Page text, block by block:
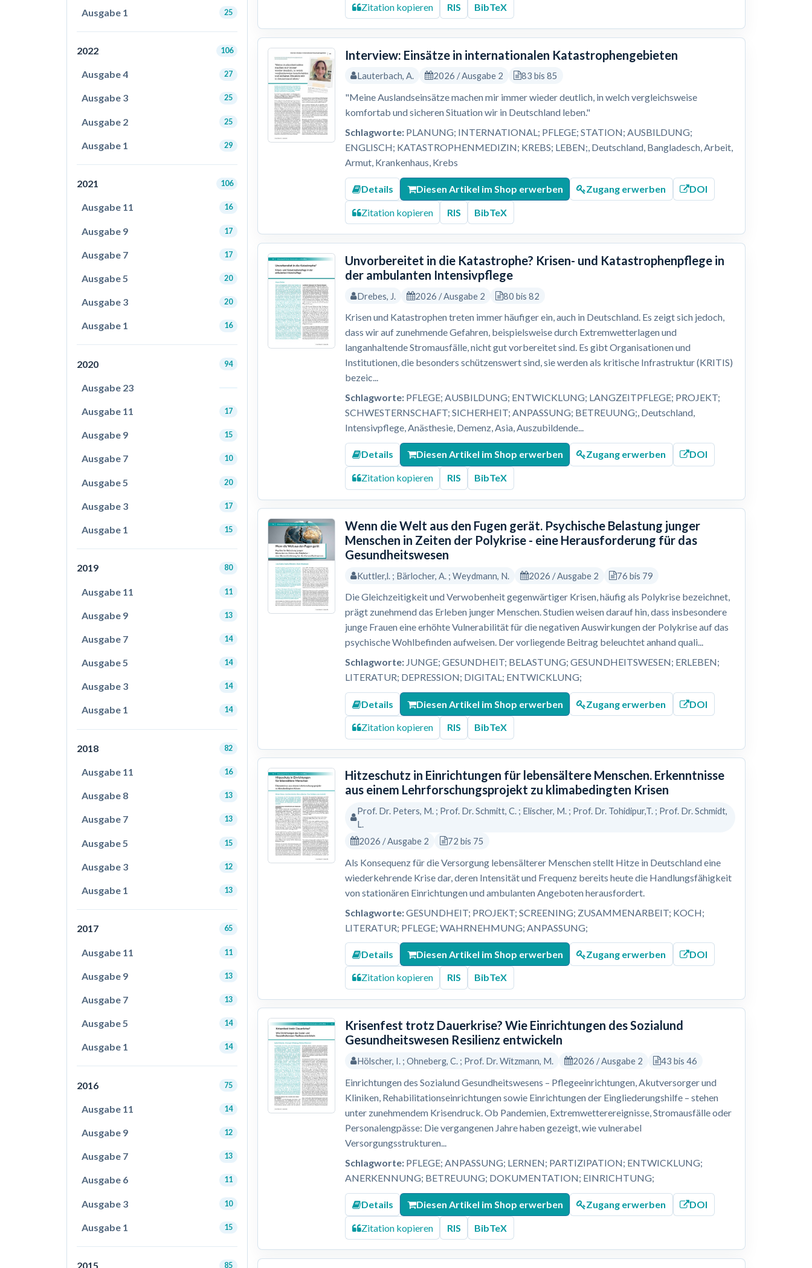
Ausgabe 1 25
2022 106
Ausgabe 4 27
Ausgabe 3 25
Ausgabe 2 25
Ausgabe 1 29
2021 106
Ausgabe 11 16
Ausgabe 9 17
Ausgabe 7 17
Ausgabe 5 20
Ausgabe 3 20
Ausgabe 1 16
2020 94
Ausgabe 23
Ausgabe 11 17
Ausgabe 9 15
Ausgabe 7 10
Ausgabe 5 20
Ausgabe 3 17
Ausgabe 1 15
2019 80
Ausgabe 11 11
Ausgabe 9 13
Ausgabe 7 14
Ausgabe 5 14
Ausgabe 3 14
Ausgabe 1 14
2018 82
Ausgabe 11 16
Ausgabe 8 13
Ausgabe 7 13
Ausgabe 5 15
Ausgabe 3 12
Ausgabe 1 13
2017 65
Ausgabe 11 11
Ausgabe 9 13
Ausgabe 7 13
Ausgabe 5 14
Ausgabe 1 14
2016 75
Ausgabe 11 14
Ausgabe 9 12
Ausgabe 7 13
Ausgabe 6 11
Ausgabe 3 10
Ausgabe 1 15
2015 85
Zitation kopieren RIS BibTeX
Interview: Einsätze in internationalen Katastrophengebieten
Lauterbach, A. 2026 / Ausgabe 2 83 bis 85
"Meine Auslandseinsätze machen mir immer wieder deutlich, in welch vergleichsweise
komfortab und sicheren Situation wir in Deutschland leben."
Schlagworte: PLANUNG; INTERNATIONAL; PFLEGE; STATION; AUSBILDUNG;
ENGLISCH; KATASTROPHENMEDIZIN; KREBS; LEBEN;, Deutschland, Bangladesch, Arbeit,
Armut, Krankenhaus, Krebs
Details Diesen Artikel im Shop erwerben Zugang erwerben DOI
Zitation kopieren RIS BibTeX
Unvorbereitet in die Katastrophe? Krisen- und Katastrophenpflege in
der ambulanten Intensivpflege
Drebes, J. 2026 / Ausgabe 2 80 bis 82
Krisen und Katastrophen treten immer häufiger ein, auch in Deutschland. Es zeigt sich jedoch,
dass wir auf zunehmende Gefahren, beispielsweise durch Extremwetterlagen und
langanhaltende Stromausfälle, nicht gut vorbereitet sind. Es gibt Organisationen und
Institutionen, die besonders schützenswert sind, sie werden als kritische Infrastruktur (KRITIS)
bezeic...
Schlagworte: PFLEGE; AUSBILDUNG; ENTWICKLUNG; LANGZEITPFLEGE; PROJEKT;
SCHWESTERNSCHAFT; SICHERHEIT; ANPASSUNG; BETREUUNG;, Deutschland,
Intensivpflege, Anästhesie, Demenz, Asia, Auszubildende...
Details Diesen Artikel im Shop erwerben Zugang erwerben DOI
Zitation kopieren RIS BibTeX
Wenn die Welt aus den Fugen gerät. Psychische Belastung junger
Menschen in Zeiten der Polykrise - eine Herausforderung für das
Gesundheitswesen
Kuttler,l. ; Bärlocher, A. ; Weydmann, N. 2026 / Ausgabe 2 76 bis 79
Die Gleichzeitigkeit und Verwobenheit gegenwärtiger Krisen, häufig als Polykrise bezeichnet,
prägt zunehmend das Erleben junger Menschen. Studien weisen darauf hin, dass insbesondere
junge Frauen eine erhöhte Vulnerabilität für die negativen Auswirkungen der Polykrise auf das
psychische Wohlbefinden aufweisen. Der vorliegende Beitrag beleuchtet anhand quali...
Schlagworte: JUNGE; GESUNDHEIT; BELASTUNG; GESUNDHEITSWESEN; ERLEBEN;
LITERATUR; DEPRESSION; DIGITAL; ENTWICKLUNG;
Details Diesen Artikel im Shop erwerben Zugang erwerben DOI
Zitation kopieren RIS BibTeX
Hitzeschutz in Einrichtungen für lebensältere Menschen. Erkenntnisse
aus einem Lehrforschungsprojekt zu klimabedingten Krisen
Prof. Dr. Peters, M. ; Prof. Dr. Schmitt, C. ; Elischer, M. ; Prof. Dr. Tohidipur,T. ; Prof. Dr. Schmidt,
L.
2026 / Ausgabe 2
72 bis 75
Als Konsequenz für die Versorgung lebensälterer Menschen stellt Hitze in Deutschland eine
wiederkehrende Krise dar, deren Intensität und Frequenz bereits heute die Handlungsfähigkeit
von stationären Einrichtungen und ambulanten Angeboten herausfordert.
Schlagworte:GESUNDHEIT; PROJEKT; SCREENING; ZUSAMMENARBEIT; KOCH;
LITERATUR; PFLEGE; WAHRNEHMUNG; ANPASSUNG;
Details Diesen Artikel im Shop erwerben Zugang erwerben DOI
Zitation kopieren RIS BibTeX
Krisenfest trotz Dauerkrise? Wie Einrichtungen des Sozialund
Gesundheitswesen Resilienz entwickeln
Hölscher, I. ; Ohneberg, C. ; Prof. Dr. Witzmann, M. 2026 / Ausgabe 2 43 bis 46
Einrichtungen des Sozialund Gesundheitswesens – Pflegeeinrichtungen, Akutversorger und
Kliniken, Rehabilitationseinrichtungen sowie Einrichtungen der Eingliederungshilfe – stehen
unter zunehmendem Krisendruck. Ob Pandemien, Extremwetterereignisse, Stromausfälle oder
Personalengpässe: Die vergangenen Jahre haben gezeigt, wie vulnerabel
Versorgungsstrukturen...
Schlagworte: PFLEGE; ANPASSUNG; LERNEN; PARTIZIPATION; ENTWICKLUNG;
ANERKENNUNG; BETREUUNG; DOKUMENTATION; EINRICHTUNG;
Details Diesen Artikel im Shop erwerben Zugang erwerben DOI
Zitation kopieren RIS BibTeX